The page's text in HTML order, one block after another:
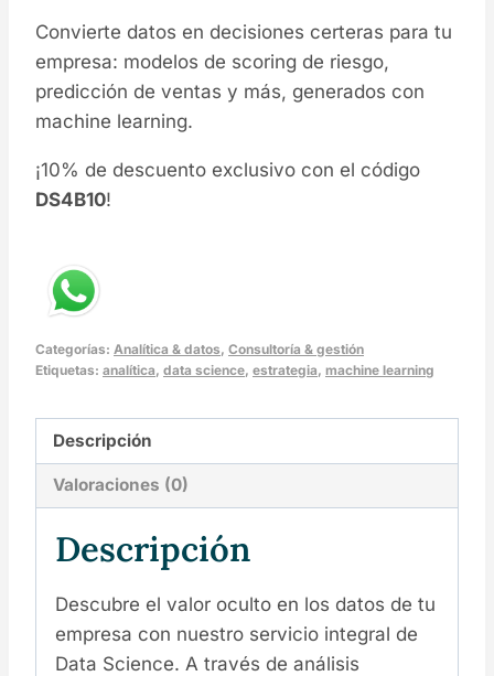
Convierte datos en decisiones certeras para tu
empresa: modelos de scoring de riesgo,
predicción de ventas y más, generados con
machine learning.
¡10% de descuento exclusivo con el código
DS4B10!
Categorías: Analítica & datos, Consultoría & gestión
Etiquetas: analítica, data science, estrategia, machine learning
Descripción
Valoraciones (0)
Descripción
Descubre el valor oculto en los datos de tu
empresa con nuestro servicio integral de
Data Science. A través de análisis